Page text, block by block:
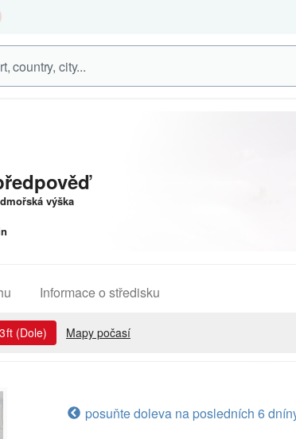
výška
Informace o středisku
ft (Dole) Mapy počasí
posuňte doleva na posledních 6 dní